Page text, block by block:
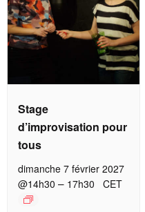
Stage
d’improvisation pour
tous
dimanche 7 février 2027
@14h30 – 17h30 CET